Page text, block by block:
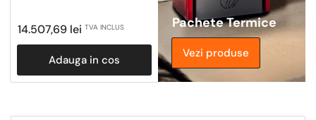
Pret
obisnuit
14.507,69 lei TVA INCLUS
Adauga in cos
Pachete Termice
Vezi produse